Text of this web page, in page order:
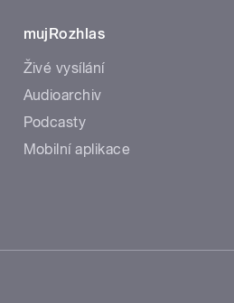
mujRozhlas
Živé vysílání
Audioarchiv
Podcasty
Mobilní aplikace